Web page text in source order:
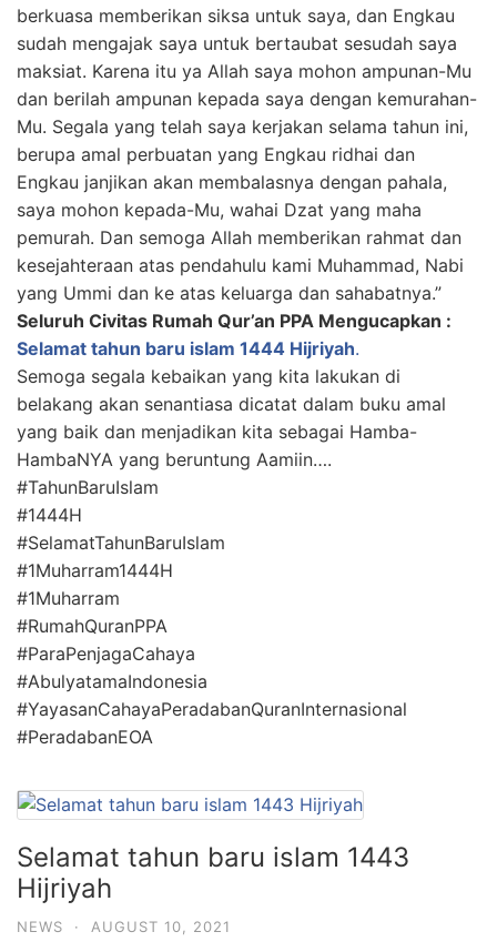
berkuasa memberikan siksa untuk saya, dan Engkau
sudah mengajak saya untuk bertaubat sesudah saya
maksiat. Karena itu ya Allah saya mohon ampunan-Mu
dan berilah ampunan kepada saya dengan kemurahan-
Mu. Segala yang telah saya kerjakan selama tahun ini,
berupa amal perbuatan yang Engkau ridhai dan
Engkau janjikan akan membalasnya dengan pahala,
saya mohon kepada-Mu, wahai Dzat yang maha
pemurah. Dan semoga Allah memberikan rahmat dan
kesejahteraan atas pendahulu kami Muhammad, Nabi
yang Ummi dan ke atas keluarga dan sahabatnya.”
Seluruh Civitas Rumah Qur’an PPA Mengucapkan :
Selamat tahun baru islam 1444 Hijriyah.
Semoga segala kebaikan yang kita lakukan di
belakang akan senantiasa dicatat dalam buku amal
yang baik dan menjadikan kita sebagai Hamba-
HambaNYA yang beruntung Aamiin….
#TahunBaruIslam
#1444H
#SelamatTahunBaruIslam
#1Muharram1444H
#1Muharram
#RumahQuranPPA
#ParaPenjagaCahaya
#AbulyatamaIndonesia
#YayasanCahayaPeradabanQuranInternasional
#PeradabanEOA
Selamat tahun baru islam 1443
Hijriyah
NEWS · AUGUST 10, 2021